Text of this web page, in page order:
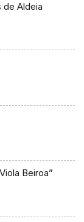
de Aldeia
Beiroa”